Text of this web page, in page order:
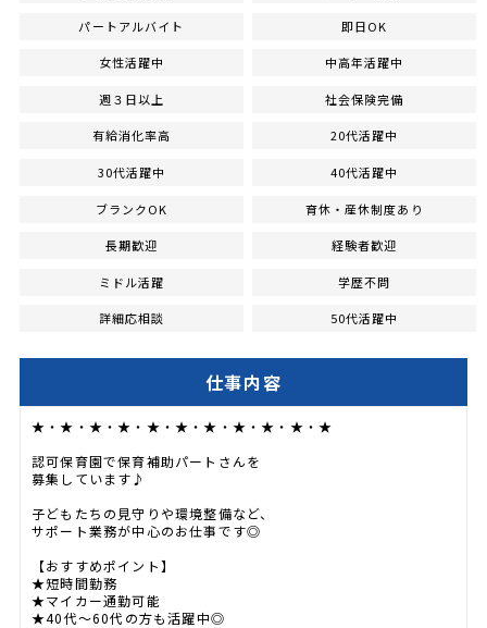
パートアルバイト 即日OK
女性活躍中 中高年活躍中
週３日以上 社会保険完備
有給消化率高 20代活躍中
30代活躍中 40代活躍中
ブランクOK 育休・産休制度あり
長期歓迎 経験者歓迎
ミドル活躍 学歴不問
詳細応相談 50代活躍中
仕事内容
★・★・★・★・★・★・★・★・★・★・★
認可保育園で保育補助パートさんを
募集しています♪
子どもたちの見守りや環境整備など、
サポート業務が中心のお仕事です◎
【おすすめポイント】
★短時間勤務
★マイカー通勤可能
★40代～60代の方も活躍中◎